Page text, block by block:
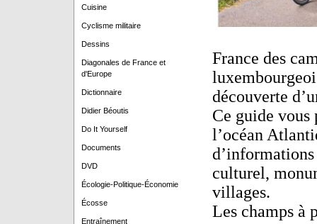
Cuisine
Cyclisme militaire
Dessins
Diagonales de France et
d'Europe
Dictionnaire
Didier Béoutis
Do It Yourself
Documents
DVD
Écologie-Politique-Économie
Écosse
Entraînement
France des
découverte
Ce guide vous
l’océan
culturel,
villages.
Les champs à